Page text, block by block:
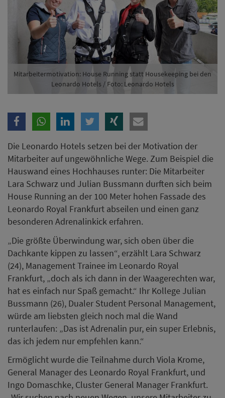
Die Leonardo Hotels setzen bei der Motivation der
Mitarbeiter auf ungewöhnliche Wege. Zum Beispiel die
Hauswand eines Hochhauses runter: Die Mitarbeiter
Lara Schwarz und Julian Bussmann durften sich beim
House Running an der 100 Meter hohen Fassade des
Leonardo Royal Frankfurt abseilen und einen ganz
besonderen Adrenalinkick erfahren.
Dachkante kippen zu lassen“, erzählt Lara Schwarz
(24), Management Trainee im Leonardo Royal
hat es einfach nur Spaß gemacht.“ Ihr Kollege Julian
Bussmann (26), Dualer Student Personal Management,
würde am liebsten gleich noch mal die Wand
runterlaufen: „Das ist Adrenalin pur, ein super Erlebnis,
das ich jedem nur empfehlen kann.“
Ermöglicht wurde die Teilnahme durch Viola Krome,
Ingo Domaschke, Cluster General Manager Frankfurt.
„Wir suchen nach neuen Wegen, unsere Mitarbeiter zu
unterstützen, ihr eigenes Potential zu entdecken und
eigene Grenzen austesten können“, so Krome. „Wer an
seine eigenen Grenzen geht und sich überwindet,
erfährt, was alles in ihm steckt. Und das wiederum
stärkt am Ende nicht nur den Einzelnen, sondern das
ganze Team als auch Unternehmen.“
sich Mitarbeiter selbst austesten, es zeige die
Hotellerie auch einmal mehr als coole Job-Branche, ist
das Unternehmen überzeugt. Durch die Neueröffnung